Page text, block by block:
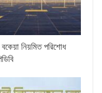
নিয়মিত পরিশোধ